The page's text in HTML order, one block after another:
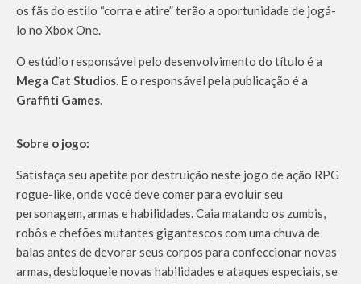
os fãs do estilo “corra e atire” terão a oportunidade de jogá-
lo no Xbox One.
O estúdio responsável pelo desenvolvimento do título é a
Mega Cat Studios. E o responsável pela publicação é a
Graffiti Games.
Sobre o jogo:
Satisfaça seu apetite por destruição neste jogo de ação RPG
rogue-like, onde você deve comer para evoluir seu
personagem, armas e habilidades. Caia matando os zumbis,
robôs e chefões mutantes gigantescos com uma chuva de
balas antes de devorar seus corpos para confeccionar novas
armas, desbloqueie novas habilidades e ataques especiais, se